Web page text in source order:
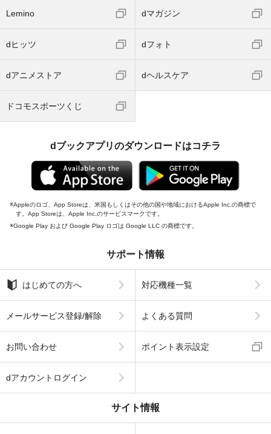
Lemino dマガジン
dヒッツ dフォト
dアニメストア dヘルスケア
ドコモスポーツくじ
dブックアプリのダウンロードはコチラ
Appleのロゴ、App Storeは、米国もしくはその他の国や地域におけるApple Inc.の商標で
す。App Storeは、Apple Inc.のサービスマークです。
Google Play および Google Play ロゴは Google LLC の商標です。
サポート情報
はじめての方へ 対応機種一覧
メールサービス登録/解除 よくある質問
お問い合わせ ポイント表示設定
dアカウントログイン
サイト情報